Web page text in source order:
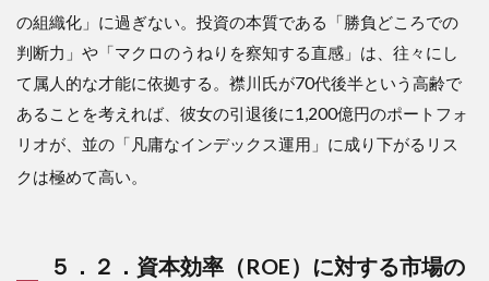
の組織化」に過ぎない。投資の本質である「勝負どころでの
判断力」や「マクロのうねりを察知する直感」は、往々にし
て属人的な才能に依拠する。襟川氏が70代後半という高齢で
あることを考えれば、彼女の引退後に1,200億円のポートフォ
リオが、並の「凡庸なインデックス運用」に成り下がるリス
クは極めて高い。
５．２．資本効率（ROE）に対する市場の